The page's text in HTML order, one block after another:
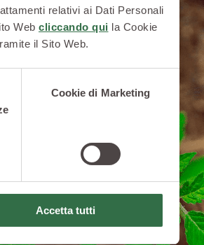
relativi ai Dati Personali
Web cliccando qui la Cookie
il Sito Web.
Cookie di Marketing
Accetta tutti